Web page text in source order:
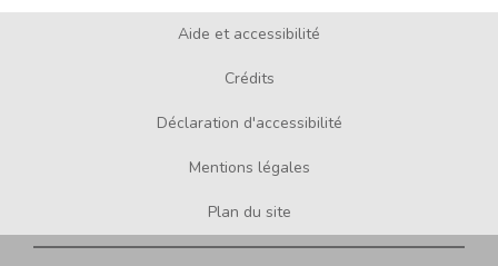
Aide et accessibilité
Crédits
Déclaration d'accessibilité
Mentions légales
Plan du site